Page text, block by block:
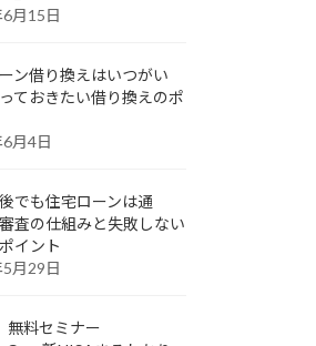
月15日
ン借り換えはいつがい
ておきたい借り換えのポ
月4日
でも住宅ローンは通
査の仕組みと失敗しない
イント
月29日
料セミナー